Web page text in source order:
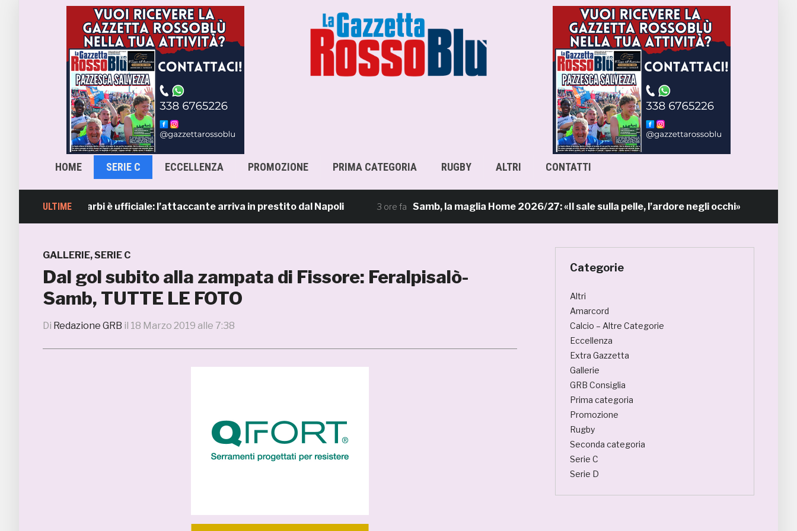
HOME SERIE C ECCELLENZA PROMOZIONE PRIMA CATEGORIA RUGBY ALTRI CONTATTI
ULTIME
Sgarbi è ufficiale: l’attaccante arriva in prestito dal Napoli 3 ore fa Samb, la maglia Home 2026/27: «Il sale sulla pelle, l’ardore negli occhi» 9 ore fa
GALLERIE,SERIE C
Dal gol subito alla zampata di Fissore: Feralpisalò-
Samb, TUTTE LE FOTO
Di Redazione GRB il 18 Marzo 2019 alle 7:38
Categorie
Altri
Amarcord
Calcio – Altre Categorie
Eccellenza
Extra Gazzetta
Gallerie
GRB Consiglia
Prima categoria
Promozione
Rugby
Seconda categoria
Serie C
Serie D